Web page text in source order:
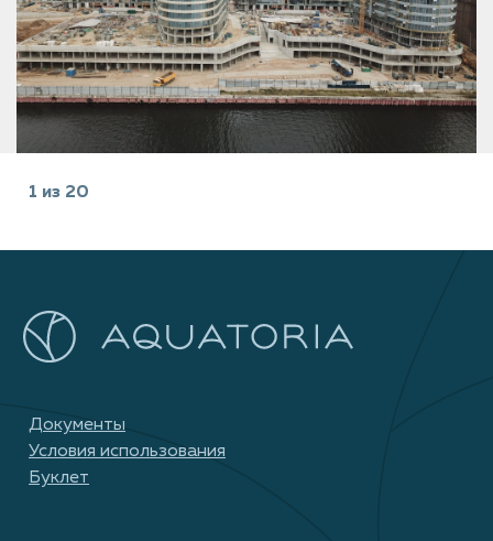
1 из 20
Документы
Условия использования
Буклет